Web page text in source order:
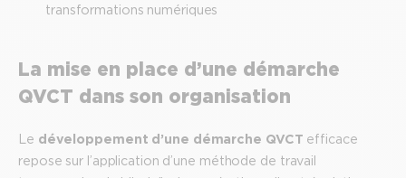
transformations numériques
La mise en place d’une démarche
QVCT dans son organisation
Le développement d’une démarche QVCT efficace
repose sur l’application d’une méthode de travail